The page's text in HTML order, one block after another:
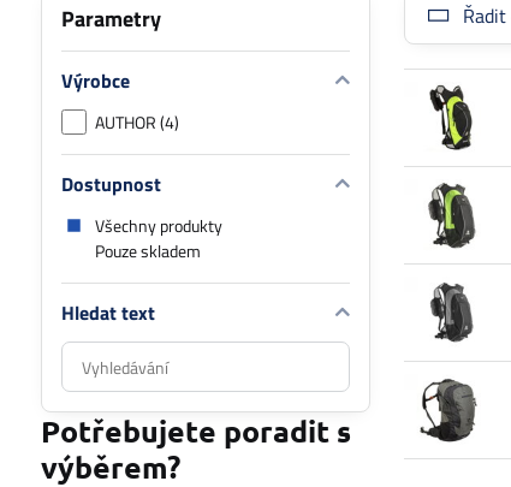
Řadit
Parametry
Výrobce
AUTHOR (4)
Dostupnost
Všechny produkty
Pouze skladem
Hledat text
Prohledat
výsledky
filtru
fulltextem
Potřebujete poradit s
výběrem?